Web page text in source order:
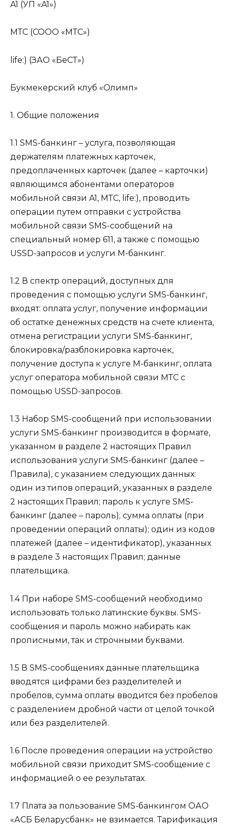
A1 (УП «A1»)
МТС (СООО «МТС»)
life:) (ЗАО «БеСТ»)
Букмекерский клуб «Олимп»
1. Общие положения
1.1 SMS-банкинг – услуга, позволяющая
держателям платежных карточек,
предоплаченных карточек (далее – карточки)
являющимся абонентами операторов
мобильной связи A1, МТС, life:), проводить
операции путем отправки с устройства
мобильной связи SMS-сообщений на
специальный номер 611, а также с помощью
USSD-запросов и услуги М-банкинг.
1.2 В спектр операций, доступных для
проведения с помощью услуги SMS-банкинг,
входят: оплата услуг, получение информации
об остатке денежных средств на счете клиента,
отмена регистрации услуги SMS-банкинг,
блокировка/разблокировка карточек,
получение доступа к услуге М-банкинг, оплата
услуг оператора мобильной связи МТС с
помощью USSD-запросов.
1.3 Набор SMS-сообщений при использовании
услуги SMS-банкинг производится в формате,
указанном в разделе 2 настоящих Правил
использования услуги SMS-банкинг (далее –
Правила), с указанием следующих данных:
один из типов операций, указанных в разделе
2 настоящих Правил; пароль к услуге SMS-
банкинг (далее – пароль); сумма оплаты (при
проведении операций оплаты); один из кодов
платежей (далее – идентификатор), указанных
в разделе 3 настоящих Правил; данные
плательщика.
1.4 При наборе SMS-сообщений необходимо
использовать только латинские буквы. SMS-
сообщения и пароль можно набирать как
прописными, так и строчными буквами.
1.5 В SMS-сообщениях данные плательщика
вводятся цифрами без разделителей и
пробелов, сумма оплаты вводится без пробелов
с разделением дробной части от целой точкой
или без разделителей.
1.6 После проведения операции на устройство
мобильной связи приходит SMS-сообщение с
информацией о ее результатах.
1.7 Плата за пользование SMS-банкингом ОАО
«АСБ Беларусбанк» не взимается. Тарификация